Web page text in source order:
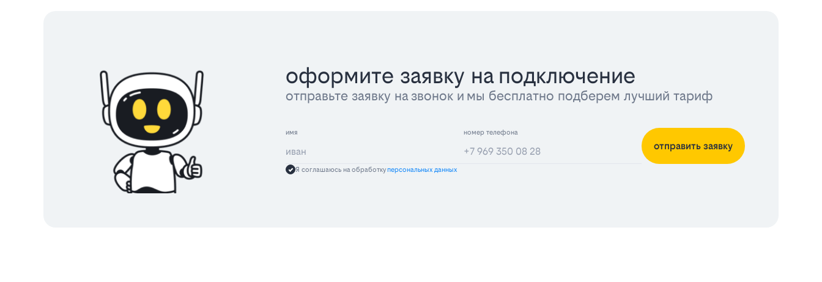
оформите заявку на подключение
отправьте заявку на звонок и мы бесплатно подберем лучший тариф
имя номер телефона
отправить заявку
Я соглашаюсь на обработкуперсональных данных